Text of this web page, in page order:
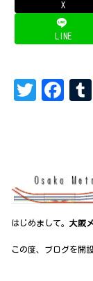
X
LINE
T
r
Fa
はじめまして。 大阪
この度、ブログを開